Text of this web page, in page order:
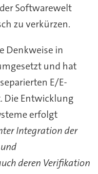
Softwarewelt
zu verkürzen.
Denkweise in
und hat
E/E-
Die Entwicklung
erfolgt
Integration der
deren Verifikation